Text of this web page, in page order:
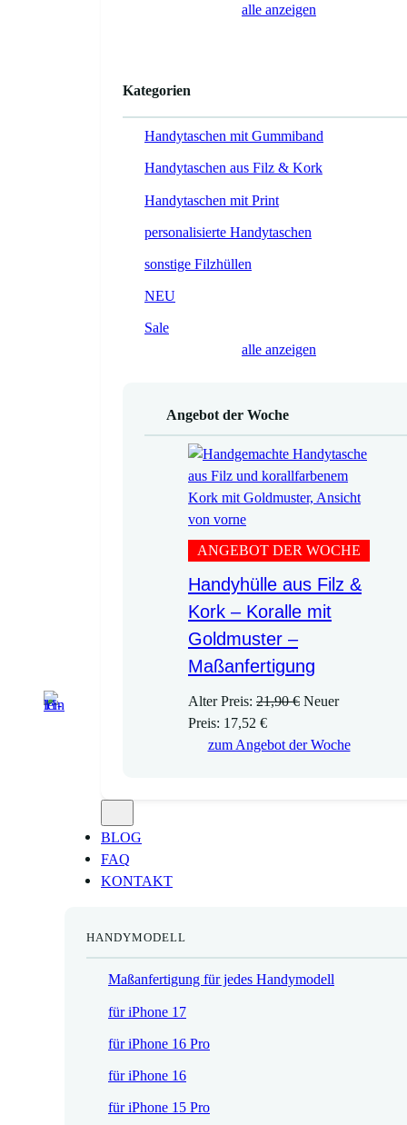
alle anzeigen
Kategorien
Handytaschen mit Gummiband
Handytaschen aus Filz & Kork
Handytaschen mit Print
personalisierte Handytaschen
sonstige Filzhüllen
NEU
Sale
alle anzeigen
Angebot der Woche
ANGEBOT DER WOCHE
Handyhülle aus Filz &
Kork – Koralle mit
Goldmuster –
Maßanfertigung
Alter Preis: 21,90€ U
s
e
r
Neuer
Preis: 17,52 €A
k
e
i
zum Angebot der Woche
BLOG
FAQ
KONTAKT
HANDYMODELL
Maßanfertigung für jedes Handymodell
für iPhone 17
für iPhone 16 Pro
für iPhone 16
für iPhone 15 Pro